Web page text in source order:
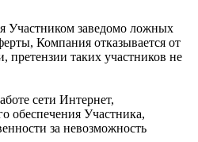
Участником заведомо ложных
Компания отказывается от
претензии таких участников не
сети Интернет,
обеспечения Участника,
за невозможность